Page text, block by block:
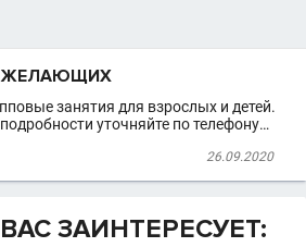
ЖЕЛАЮЩИХ
занятия для взрослых и детей.
уточняйте по телефону…
26.09.2020
ЗАИНТЕРЕСУЕТ: